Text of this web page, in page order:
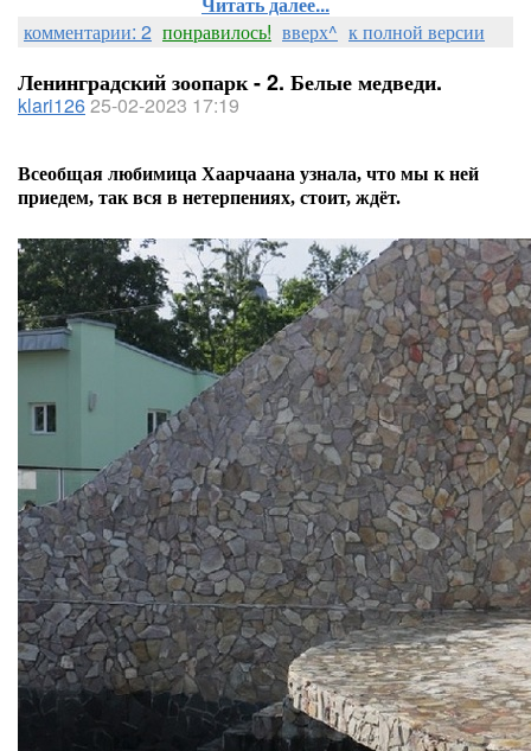
комментарии: 2 понравилось! вверх^ к полной версии
Ленинградский зоопарк - 2. Белые медведи.
klari12625-02-2023 17:19
Всеобщая любимица Хаарчаана узнала, что мы к ней
приедем, так вся в нетерпениях, стоит, ждёт.